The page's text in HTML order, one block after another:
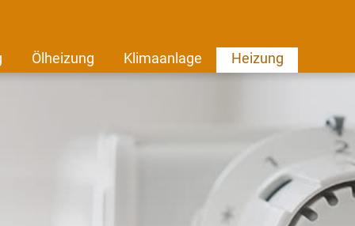
Ölheizung Klimaanlage Heizung